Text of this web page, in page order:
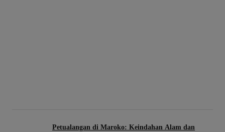
Petualangan di Maroko: Keindahan Alam dan